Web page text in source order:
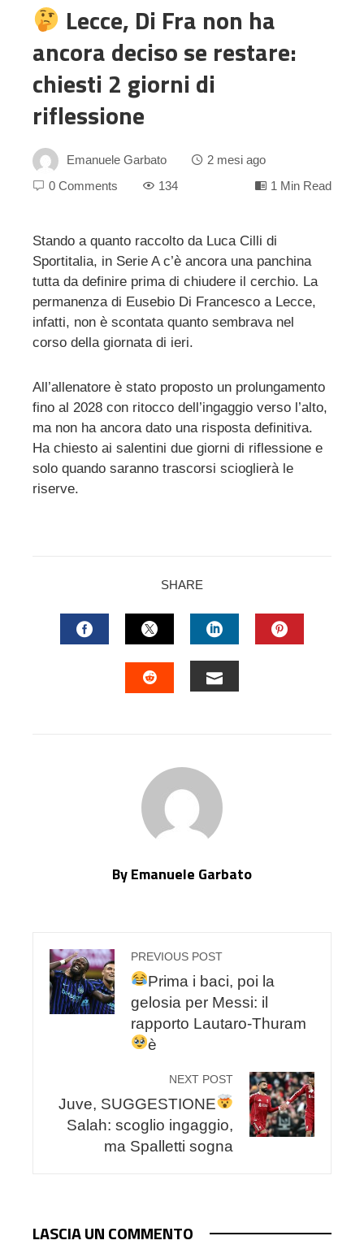
Lecce, Di Fra non ha
ancora deciso se restare:
chiesti 2 giorni di
riflessione
Emanuele Garbato
2 mesi ago
0 Comments
134 1 Min Read
Stando a quanto raccolto da Luca Cilli di
Sportitalia, in Serie A c’è ancora una panchina
tutta da definire prima di chiudere il cerchio. La
permanenza di Eusebio Di Francesco a Lecce,
infatti, non è scontata quanto sembrava nel
corso della giornata di ieri.
All’allenatore è stato proposto un prolungamento
fino al 2028 con ritocco dell’ingaggio verso l’alto,
ma non ha ancora dato una risposta definitiva.
Ha chiesto ai salentini due giorni di riflessione e
solo quando saranno trascorsi scioglierà le
riserve.
SHARE
FACEBOOKTWITTERLINKEDIN
By Emanuele Garbato
PREVIOUS POST
Prima i baci, poi la
gelosia per Messi: il
rapporto Lautaro-Thuram
è
NEXT POST
Juve, SUGGESTIONE
Salah: scoglio ingaggio,
ma Spalletti sogna
LASCIA UN COMMENTO